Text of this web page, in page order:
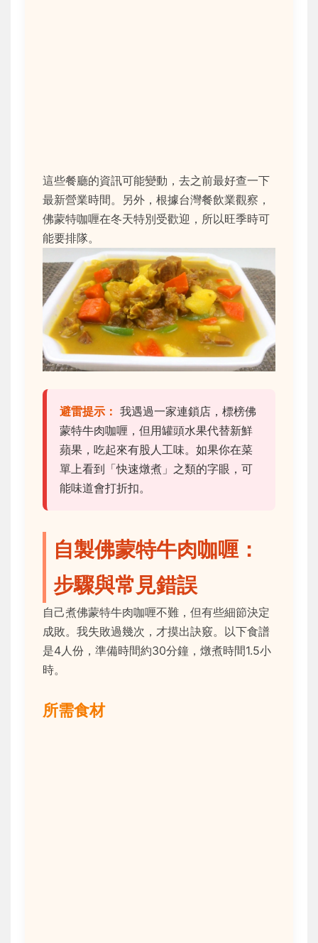
這些餐廳的資訊可能變動，去之前最好查一下
最新營業時間。另外，根據台灣餐飲業觀察，
佛蒙特咖喱在冬天特別受歡迎，所以旺季時可
能要排隊。
避雷提示： 我遇過一家連鎖店，標榜佛
蒙特牛肉咖喱，但用罐頭水果代替新鮮
蘋果，吃起來有股人工味。如果你在菜
單上看到「快速燉煮」之類的字眼，可
能味道會打折扣。
自製佛蒙特牛肉咖喱：
步驟與常見錯誤
自己煮佛蒙特牛肉咖喱不難，但有些細節決定
成敗。我失敗過幾次，才摸出訣竅。以下食譜
是4人份，準備時間約30分鐘，燉煮時間1.5小
時。
所需食材